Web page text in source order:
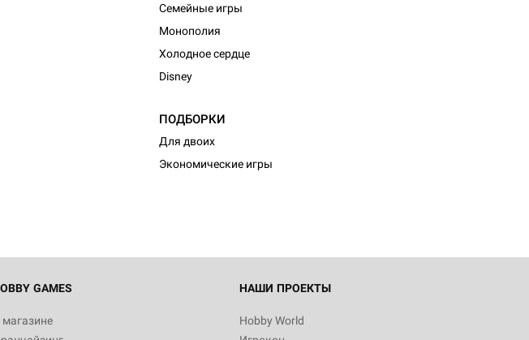
Семейные игры
Монополия
Холодное сердце
Disney
ПОДБОРКИ
Для двоих
Экономические игры
GAMES
магазине
НАШИ ПРОЕКТЫ
Hobby World